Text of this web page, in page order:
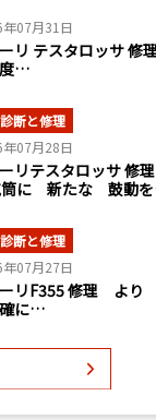
07月31日
リ テスタロッサ
…
断と修理
07月28日
リテスタロッサ
筒に 新たな 鼓動
断と修理
07月27日
ーリF355 修理 よ
に…